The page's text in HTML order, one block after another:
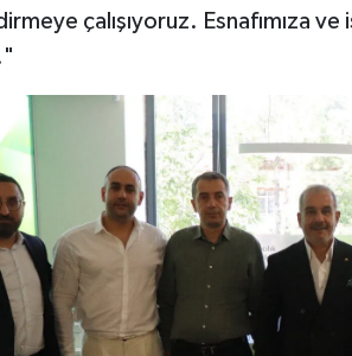
çalışıyoruz. Esnafımıza ve